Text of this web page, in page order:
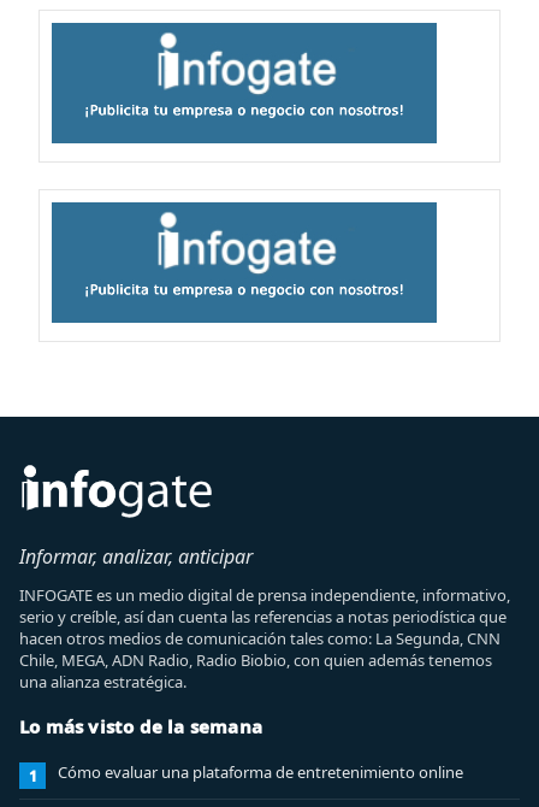
Informar, analizar, anticipar
INFOGATE es un medio digital de prensa independiente, informativo,
serio y creíble, así dan cuenta las referencias a notas periodística que
hacen otros medios de comunicación tales como: La Segunda, CNN
Chile, MEGA, ADN Radio, Radio Biobio, con quien además tenemos
una alianza estratégica.
Lo más visto de la semana
1 Cómo evaluar una plataforma de entretenimiento online